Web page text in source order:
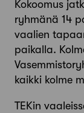
Kokoomus
ryhmänä 14
vaalien
paikalla.
kaikki kolme
TEKin